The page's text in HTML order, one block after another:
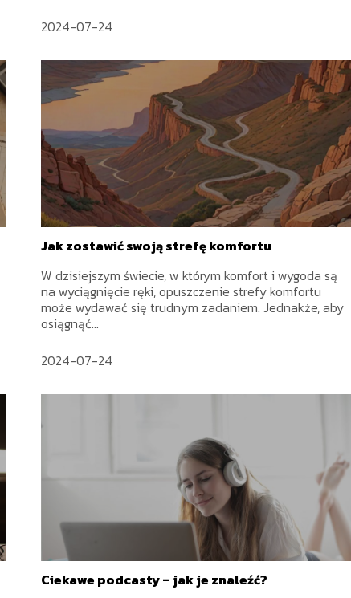
2024-07-24
Jak zostawić swoją strefę komfortu
W dzisiejszym świecie, w którym komfort i wygoda są
na wyciągnięcie ręki, opuszczenie strefy komfortu
może wydawać się trudnym zadaniem. Jednakże, aby
osiągnąć...
2024-07-24
Ciekawe podcasty – jak je znaleźć?